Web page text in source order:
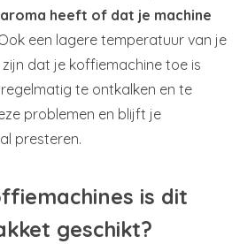
heeft of dat je machine
een lagere temperatuur van je
dat je koffiemachine toe is
te ontkalken en te
problemen en blijft je
presteren.
is dit
geschikt?